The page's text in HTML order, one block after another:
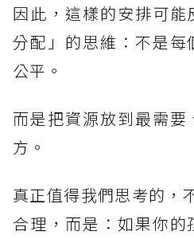
因此，這樣的安排可
分配」的思維：不是每
公平。
而是把資源放到最需
方。
真正值得我們思考的，
合理，而是：如果你